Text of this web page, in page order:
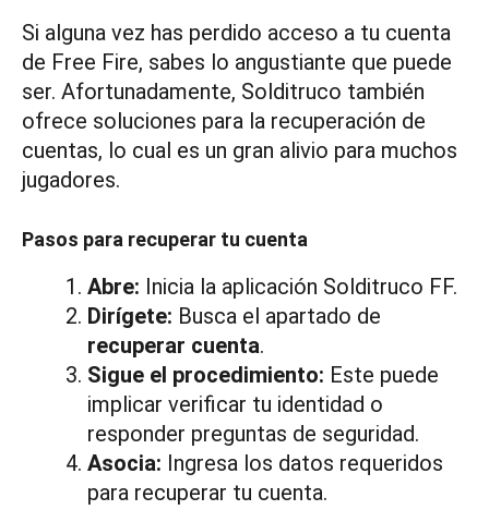
Si alguna vez has perdido acceso a tu cuenta
de Free Fire, sabes lo angustiante que puede
ser. Afortunadamente, Solditruco también
ofrece soluciones para la recuperación de
cuentas, lo cual es un gran alivio para muchos
jugadores.
Pasos para recuperar tu cuenta
Abre: Inicia la aplicación Solditruco FF.
Dirígete: Busca el apartado de
recuperar cuenta.
Sigue el procedimiento: Este puede
implicar verificar tu identidad o
responder preguntas de seguridad.
Asocia: Ingresa los datos requeridos
para recuperar tu cuenta.